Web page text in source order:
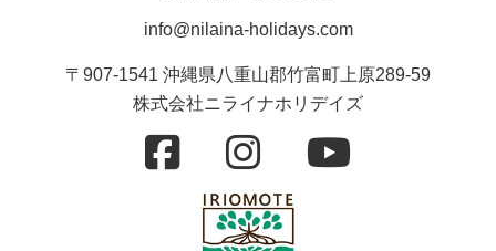
info@nilaina-holidays.com
〒907-1541 沖縄県八重山郡竹富町上原289-59
株式会社ニライナホリデイズ